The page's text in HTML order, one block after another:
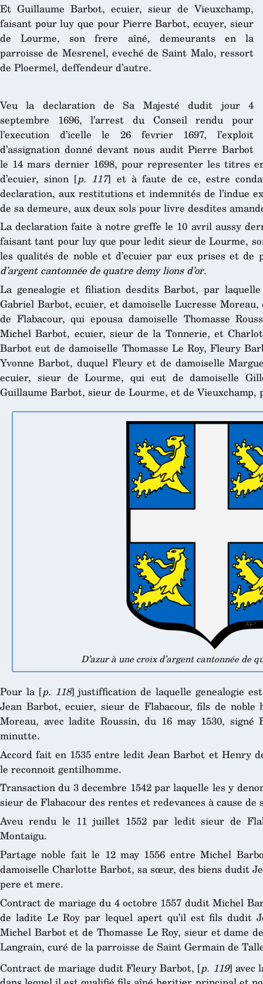
Et Guillaume Barbot, ecuier, sieur de Vieuxchamp,
faisant pour luy que pour Pierre Barbot, ecuyer, sieur
de Lourme, son frere aîné, demeurants en la
parroisse de Mesrenel, eveché de Saint Malo, ressort
de Ploermel, deffendeur d’autre.
Veu la declaration de Sa Majesté dudit jour 4
septembre 1696, l’arrest du Conseil rendu pour
l’execution d’icelle le 26 fevrier 1697, l’exploit
d’assignation donné devant nous audit Pierre Barbot
le 14 mars dernier 1698, pour representer les titres
d’ecuier, sinon [p. 117] et à faute de ce, estre
declaration, aux restitutions et indemnités de l’indue
de sa demeure, aux deux sols pour livre desdites
La declaration faite à notre greffe le 10 avril aussy
faisant tant pour luy que pour ledit sieur de Lourme,
les qualités de noble et d’ecuier par eux prises et
d’argent cantonnée de quatre demy lions d’or.
La genealogie et filiation desdits Barbot, par
Gabriel Barbot, ecuier, et damoiselle Lucresse
de Flabacour, qui epousa damoiselle Thomasse
Michel Barbot, ecuier, sieur de la Tonnerie, et
Barbot eut de damoiselle Thomasse Le Roy, Fleury
Yvonne Barbot, duquel Fleury et de damoiselle
ecuier, sieur de Lourme, qui eut de damoiselle
Guillaume Barbot, sieur de Lourme, et de Vieuxchamp,
D’azur à une croix d’argent cantonnée de
Pour la [p. 118] justiffication de laquelle genealogie
Jean Barbot, ecuier, sieur de Flabacour, fils de
Moreau, avec ladite Roussin, du 16 may 1530,
minutte.
Accord fait en 1535 entre ledit Jean Barbot et Henry
le reconnoit gentilhomme.
Transaction du 3 decembre 1542 par laquelle les y
sieur de Flabacour des rentes et redevances à cause de
Aveu rendu le 11 juillet 1552 par ledit sieur de
Montaigu.
Partage noble fait le 12 may 1556 entre Michel
damoiselle Charlotte Barbot, sa sœur, des biens dudit
pere et mere.
Contract de mariage du 4 octobre 1557 dudit Michel
de ladite Le Roy par lequel apert qu’il est fils dudit
Michel Barbot et de Thomasse Le Roy, sieur et dame
Langrain, curé de la parroisse de Saint Germain de
Contract de mariage dudit Fleury Barbot, [p. 119] avec